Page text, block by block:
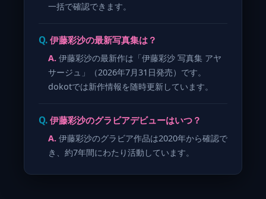
一括で確認できます。
伊藤彩沙の最新写真集は？
伊藤彩沙の最新作は「伊藤彩沙 写真集 アヤ
サージュ」（2026年7月31日発売）です。
dokotでは新作情報を随時更新しています。
伊藤彩沙のグラビアデビューはいつ？
伊藤彩沙のグラビア作品は2020年から確認で
き、約7年間にわたり活動しています。